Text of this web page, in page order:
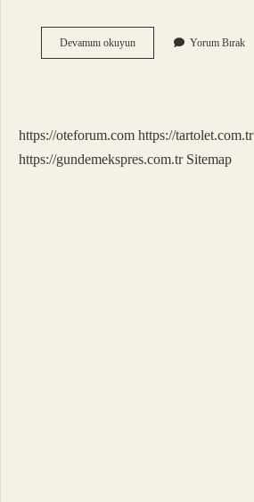
Devamını okuyunGebelikte
Hepatit
Yapılır
Yorum Bırak
https://oteforum.com https://tartolet.com.tr
https://gundemekspres.com.tr Sitemap